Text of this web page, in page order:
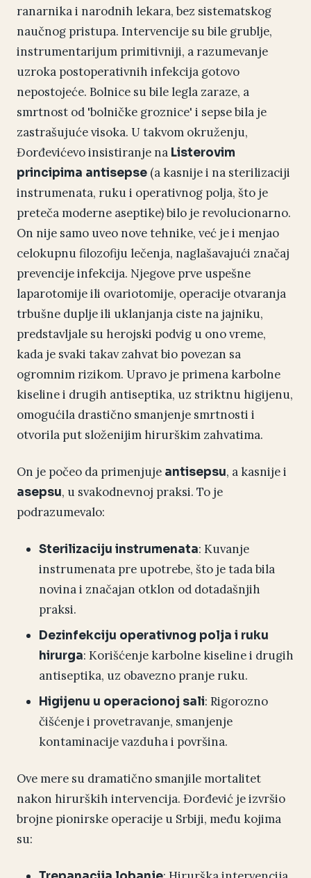
ranarnika i narodnih lekara, bez sistematskog
naučnog pristupa. Intervencije su bile grublje,
instrumentarijum primitivniji, a razumevanje
uzroka postoperativnih infekcija gotovo
nepostojeće. Bolnice su bile legla zaraze, a
smrtnost od 'bolničke groznice' i sepse bila je
zastrašujuće visoka. U takvom okruženju,
Đorđevićevo insistiranje na Listerovim
principima antisepse (a kasnije i na sterilizaciji
instrumenata, ruku i operativnog polja, što je
preteča moderne aseptike) bilo je revolucionarno.
On nije samo uveo nove tehnike, već je i menjao
celokupnu filozofiju lečenja, naglašavajući značaj
prevencije infekcija. Njegove prve uspešne
laparotomije ili ovariotomije, operacije otvaranja
trbušne duplje ili uklanjanja ciste na jajniku,
predstavljale su herojski podvig u ono vreme,
kada je svaki takav zahvat bio povezan sa
ogromnim rizikom. Upravo je primena karbolne
kiseline i drugih antiseptika, uz striktnu higijenu,
omogućila drastično smanjenje smrtnosti i
otvorila put složenijim hirurškim zahvatima.
On je počeo da primenjuje antisepsu, a kasnije i
asepsu, u svakodnevnoj praksi. To je
podrazumevalo:
Sterilizaciju instrumenata: Kuvanje
instrumenata pre upotrebe, što je tada bila
novina i značajan otklon od dotadašnjih
praksi.
Dezinfekciju operativnog polja i ruku
hirurga: Korišćenje karbolne kiseline i drugih
antiseptika, uz obavezno pranje ruku.
Higijenu u operacionoj sali: Rigorozno
čišćenje i provetravanje, smanjenje
kontaminacije vazduha i površina.
Ove mere su dramatično smanjile mortalitet
nakon hirurških intervencija. Đorđević je izvršio
brojne pionirske operacije u Srbiji, među kojima
su: